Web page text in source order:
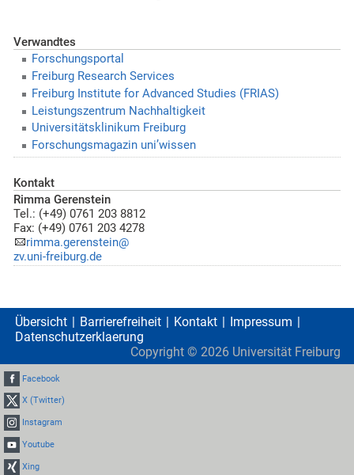
Verwandtes
Forschungsportal
Freiburg Research Services
Freiburg Institute for Advanced Studies (FRIAS)
Leistungszentrum Nachhaltigkeit
Universitätsklinikum Freiburg
Forschungsmagazin uni’wissen
Kontakt
Rimma Gerenstein
Tel.: (+49) 0761 203 8812
Fax: (+49) 0761 203 4278
rimma.gerenstein@
zv.uni-freiburg.de
Übersicht Barrierefreiheit Kontakt
Impressum
Datenschutzerklaerung
Copyright © 2026 Universität Freiburg
Facebook
X (Twitter)
Instagram
Youtube
Xing